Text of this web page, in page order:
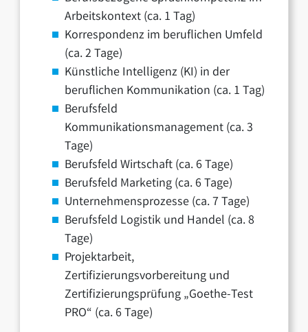
Arbeitskontext (ca. 1 Tag)
Korrespondenz im beruflichen Umfeld
(ca. 2 Tage)
Künstliche Intelligenz (KI) in der
beruflichen Kommunikation (ca. 1 Tag)
Berufsfeld
Kommunikationsmanagement (ca. 3
Tage)
Berufsfeld Wirtschaft (ca. 6 Tage)
Berufsfeld Marketing (ca. 6 Tage)
Unternehmensprozesse (ca. 7 Tage)
Berufsfeld Logistik und Handel (ca. 8
Tage)
Projektarbeit,
Zertifizierungsvorbereitung und
Zertifizierungsprüfung „Goethe-Test
PRO“ (ca. 6 Tage)